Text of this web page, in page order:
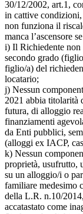
30/12/2002, art.1,
in cattive
non funziona il
manca l’ascensore
i) Il Richiedente
secondo grado
figlio/a) del
locatario;
j) Nessun
2021 abbia titolarità
futura, di alloggio
finanziamenti
da Enti pubblici,
(alloggi ex IACP,
k) Nessun
proprietà, usufrutto,
su un alloggio/i o
familiare medesimo
della L.R. n.10/
accatastato come